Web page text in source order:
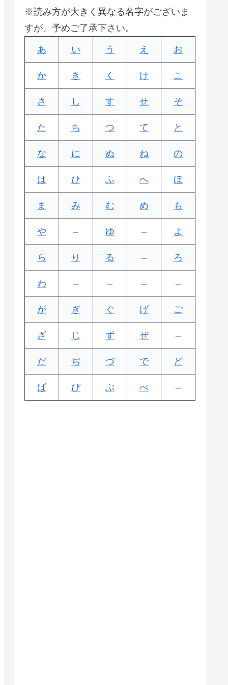
※読み方が大きく異なる名字がございま
すが、予めご了承下さい。
あ い う え お
か き く け こ
さ し す せ そ
た ち つ て と
な に ぬ ね の
は ひ ふ へ ほ
ま み む め も
や – ゆ – よ
ら り る – ろ
わ – – – –
が ぎ ぐ げ ご
ざ じ ず ぜ –
だ ぢ づ で ど
ば び ぶ べ –